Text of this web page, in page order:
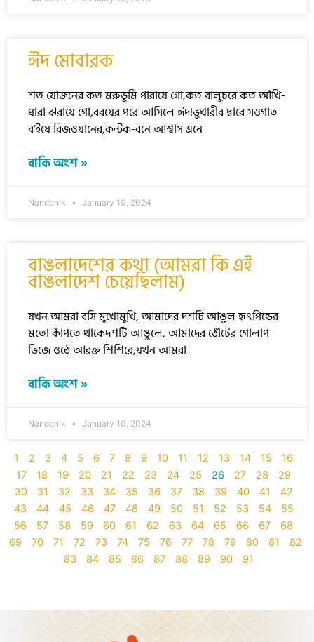
ঈদ মোবারক
শত যোজনের কত মরুভূমি পারায়ে গো,কত বালুচরে কত আঁখি-
ধারা ঝরায়ে গো,বরষের পরে আসিলে ঈদ!ভুখারীর দ্বারে সওগাত
ব’ইয়ে রিজওয়ানের,কন্টক-বনে আশ্বাস এনে
বাকি অংশ »
Nandonik January 10, 2024
বাঙলাদেশের কথা (আমরা কি এই
বাঙলাদেশ চেয়েছিলাম)
যখন আমরা বসি মুখোমুখি, আমাদের দশটি আঙুল হৃৎপিন্ডের
মতো কাঁপতে থাকেদশটি আঙুলে, আমাদের ঠোঁটের গোলাপ
ভিজে ওঠে আরক্ত শিশিরে,যখন আমরা
বাকি অংশ »
Nandonik January 10, 2024
1 2 3 4 5 6 7 8 9 10 11 12 13 14 15
16
17
18 19 20 21 22 23 24 25 26 27 28
29
30
31 32 33 34 35 36 37 38 39 40 41
42
43
44 45 46 47 48 49 50 51 52 53 54
55
56
57 58 59 60 61 62 63 64 65 66 67
68
69
70 71 72 73 74 75 76 77 78 79 80 81
82
83
84 85 86 87 88 89 90 91